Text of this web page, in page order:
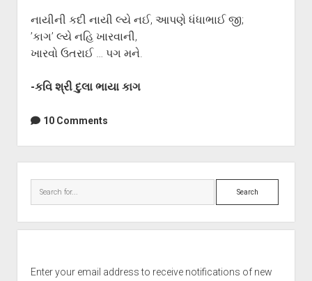
નાયીની કદી નાયી લ્યે નઈ, આપણે ધંધાભાઈ જી;
’કાગ’ લ્યે નહિ ખારવાની,
ખારવો ઉતરાઈ … પગ મને.
-કવિ શ્રી દુલા ભાયા કાગ
10 Comments
Search
Enter your email address to receive notifications of new